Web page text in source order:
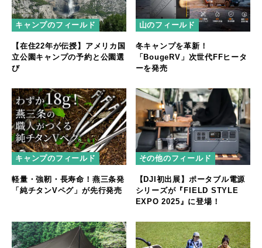
キャンプのフィールド
【在住22年が伝授】アメリカ国
立公園キャンプの予約と公園選
び
山のフィールド
冬キャンプを革新！
「BougeRV」次世代FFヒータ
ーを発売
キャンプのフィールド
軽量・強靭・長寿命！燕三条発
「純チタンVペグ」が先行発売
その他のフィールド
【DJI初出展】ポータブル電源
シリーズが『FIELD STYLE
EXPO 2025』に登場！